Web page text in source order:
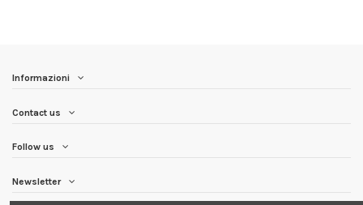
Informazioni
Contact us
Follow us
Newsletter